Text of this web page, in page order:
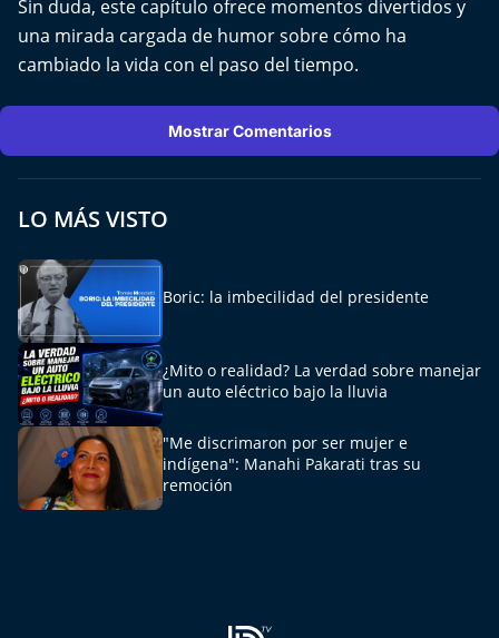
Expreso PM
Te invito a tomar once
Bío Bío en Ruta
Especiales
Chiche cuadra y su parrilla
Motorfem
Agenda Propia
Sin duda, este capítulo ofrece momentos divertidos y
una mirada cargada de humor sobre cómo ha
cambiado la vida con el paso del tiempo.
Mostrar Comentarios
LO MÁS VISTO
Boric: la imbecilidad del presidente
¿Mito o realidad? La verdad sobre manejar
un auto eléctrico bajo la lluvia
"Me discrimaron por ser mujer e
indígena": Manahi Pakarati tras su
remoción